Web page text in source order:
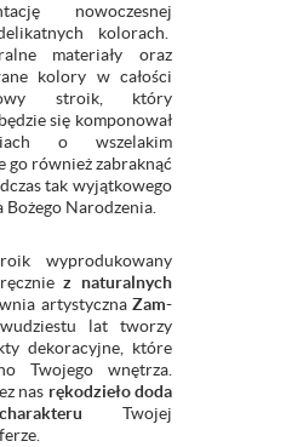
nowoczesnej
kolorach.
materiały oraz
kolory w całości
stroik, który
się komponował
o wszelakim
go również zabraknąć
tak wyjątkowego
Bożego Narodzenia.
wyprodukowany
ręczniez naturalnych
artystycznaZam-
lat tworzy
dekoracyjne, które
Twojego wnętrza.
nas rękodzieło doda
Twojej